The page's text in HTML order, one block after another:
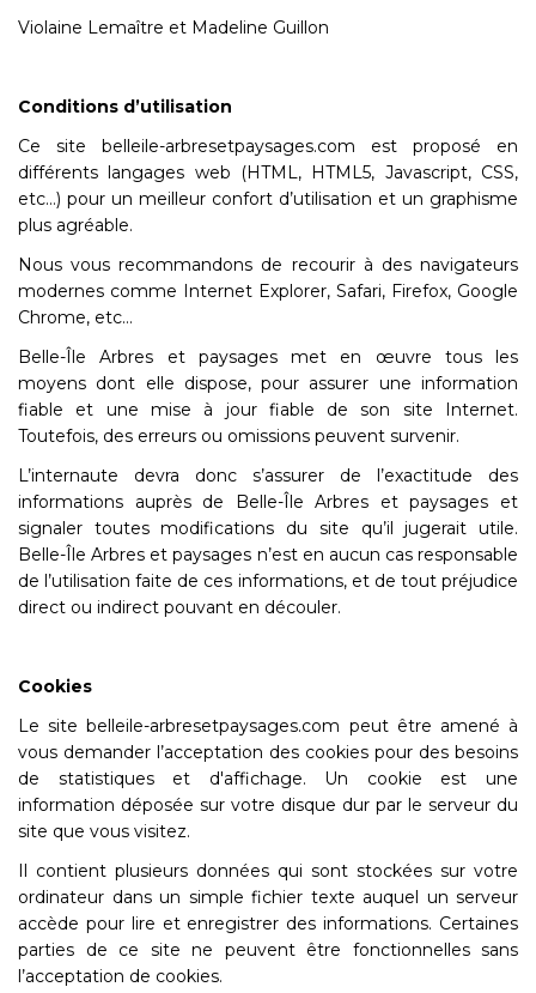
Violaine Lemaître et Madeline Guillon
Conditions d’utilisation
Ce site belleile-arbresetpaysages.com est proposé en
différents langages web (HTML, HTML5, Javascript, CSS,
etc…) pour un meilleur confort d’utilisation et un graphisme
plus agréable.
Nous vous recommandons de recourir à des navigateurs
modernes comme Internet Explorer, Safari, Firefox, Google
Chrome, etc…
Belle-Île Arbres et paysages met en œuvre tous les
moyens dont elle dispose, pour assurer une information
fiable et une mise à jour fiable de son site Internet.
Toutefois, des erreurs ou omissions peuvent survenir.
L’internaute devra donc s’assurer de l’exactitude des
informations auprès de Belle-Île Arbres et paysages et
signaler toutes modifications du site qu’il jugerait utile.
Belle-Île Arbres et paysages n’est en aucun cas responsable
de l’utilisation faite de ces informations, et de tout préjudice
direct ou indirect pouvant en découler.
Cookies
Le site belleile-arbresetpaysages.com peut être amené à
vous demander l’acceptation des cookies pour des besoins
de statistiques et d'affichage. Un cookie est une
information déposée sur votre disque dur par le serveur du
site que vous visitez.
Il contient plusieurs données qui sont stockées sur votre
ordinateur dans un simple fichier texte auquel un serveur
accède pour lire et enregistrer des informations. Certaines
parties de ce site ne peuvent être fonctionnelles sans
l’acceptation de cookies.